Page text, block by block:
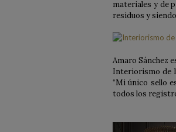
materiales y de
residuos y
Amaro Sánchez
Interiorismo de
“Mi único sello
todos los